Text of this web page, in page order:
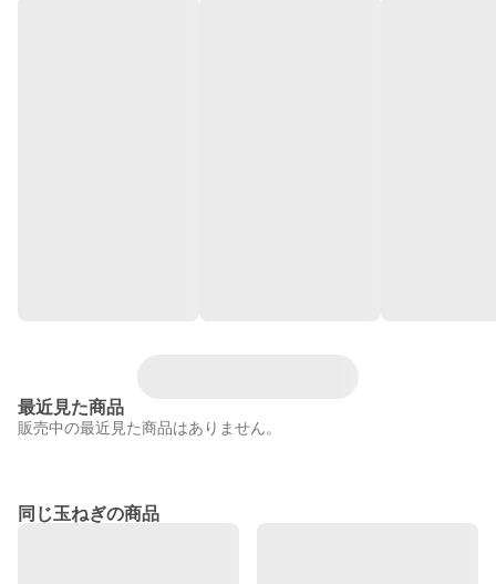
最近見た商品
販売中の最近見た商品はありません。
同じ玉ねぎの商品